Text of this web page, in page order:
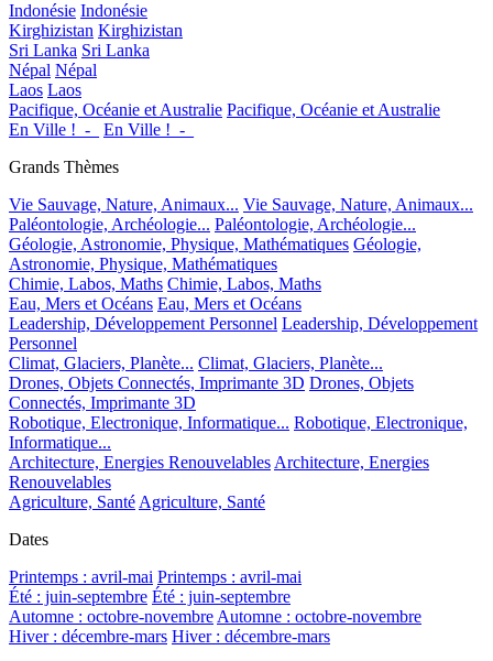
Indonésie Indonésie
Kirghizistan Kirghizistan
Sri Lanka Sri Lanka
Népal Népal
Laos Laos
Pacifique, Océanie et Australie Pacifique, Océanie et Australie
En Ville !_-_
En Ville !_-_
Grands Thèmes
Vie Sauvage, Nature, Animaux... Vie Sauvage, Nature, Animaux...
Paléontologie, Archéologie... Paléontologie, Archéologie...
Géologie, Astronomie, Physique, Mathématiques Géologie,
Astronomie, Physique, Mathématiques
Chimie, Labos, Maths Chimie, Labos, Maths
Eau, Mers et Océans Eau, Mers et Océans
Leadership, Développement Personnel Leadership, Développement
Personnel
Climat, Glaciers, Planète... Climat, Glaciers, Planète...
Drones, Objets Connectés, Imprimante 3D Drones, Objets
Connectés, Imprimante 3D
Robotique, Electronique, Informatique... Robotique, Electronique,
Informatique...
Architecture, Energies RenouvelablesArchitecture, Energies
Renouvelables
Agriculture, SantéAgriculture, Santé
Dates
Printemps : avril-mai Printemps : avril-mai
Été : juin-septembre Été : juin-septembre
Automne : octobre-novembreAutomne : octobre-novembre
Hiver : décembre-mars Hiver : décembre-mars